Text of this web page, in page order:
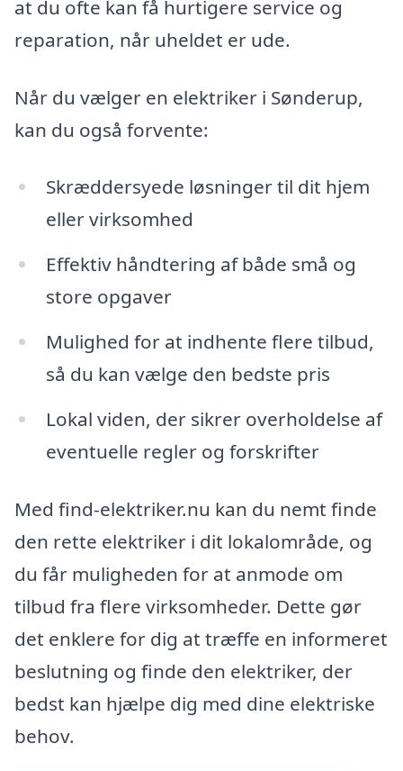
at du ofte kan få hurtigere service og
reparation, når uheldet er ude.
Når du vælger en elektriker i Sønderup,
kan du også forvente:
Skræddersyede løsninger til dit hjem
eller virksomhed
Effektiv håndtering af både små og
store opgaver
Mulighed for at indhente flere tilbud,
så du kan vælge den bedste pris
Lokal viden, der sikrer overholdelse af
eventuelle regler og forskrifter
Med find-elektriker.nu kan du nemt finde
den rette elektriker i dit lokalområde, og
du får muligheden for at anmode om
tilbud fra flere virksomheder. Dette gør
det enklere for dig at træffe en informeret
beslutning og finde den elektriker, der
bedst kan hjælpe dig med dine elektriske
behov.